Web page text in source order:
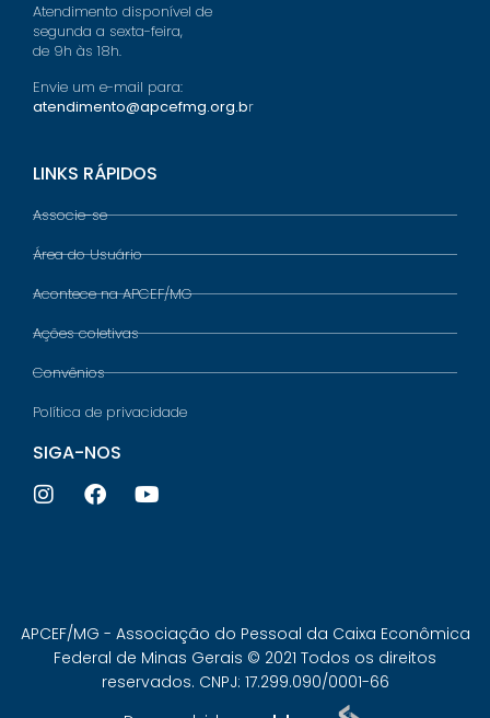
Atendimento disponível de
segunda a sexta-feira,
de 9h às 18h.
Envie um e-mail para:
atendimento@apcefmg.org.br
LINKS RÁPIDOS
Associe-se
Área do Usuário
Acontece na APCEF/MG
Ações coletivas
Convênios
Política de privacidade
SIGA-NOS
APCEF/MG - Associação do Pessoal da Caixa Econômica
Federal de Minas Gerais © 2021 Todos os direitos
reservados. CNPJ: 17.299.090/0001-66